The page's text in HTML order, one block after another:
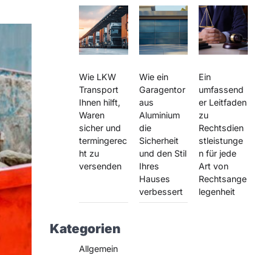
Wie LKW
Transport
Ihnen hilft,
Waren
sicher und
termingerec
ht zu
versenden
Wie ein
Garagentor
aus
Aluminium
die
Sicherheit
und den Stil
Ihres
Hauses
verbessert
Ein
umfassend
er Leitfaden
zu
Rechtsdien
stleistunge
n für jede
Art von
Rechtsange
legenheit
Kategorien
Allgemein